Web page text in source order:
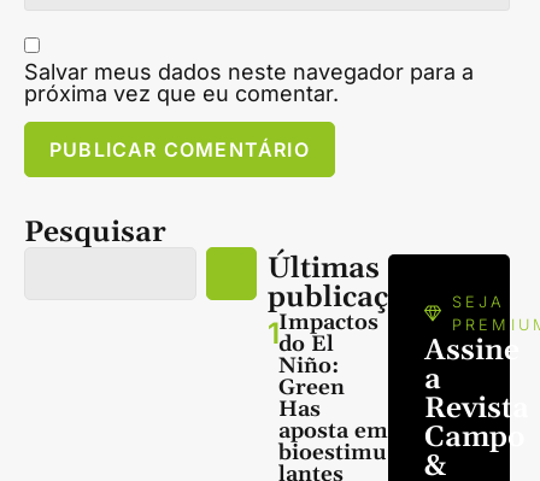
Salvar meus dados neste navegador para a
próxima vez que eu comentar.
Pesquisar
Últimas
publicações
1Impactos
do El
Niño:
Green
Has
aposta em
bioestimu
lantes
SEJA
Assine
a
Revista
Campo
&